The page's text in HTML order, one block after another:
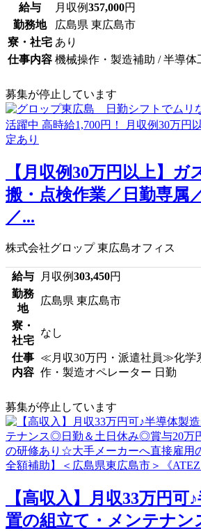
給与 月収例357,000円
勤務地
広島県 東広島市
寮・社宅 あり
仕事内容 機械操作・製造補助 / 半導体
募集が停止しています
【月収例30万円以上】ガ
搬・点検作業／日勤専属
／...
株式会社グロップ 東広島オフィス
給与 月収例303,450円
勤務
地
広島県 東広島市
寮・
社宅
なし
仕事
内容
≪月収30万円・派遣社員≫化学
作・製造オペレーター 日勤
募集が停止しています
【高収入】月収33万円可
置の組立て・メンテナ